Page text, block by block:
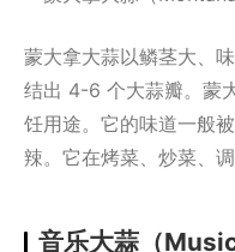
蒙大拿大蒜以鳞茎大、
结出 4-6 个大蒜瓣。蒙
饪用途。它的味道一般
辣。它在烤菜、炒菜、
音乐大蒜（